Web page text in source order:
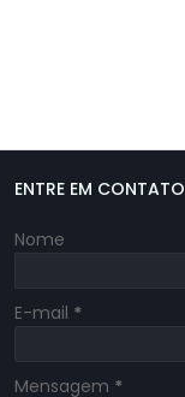
ENTRE EM CONTATO
Nome
E-mail *
Mensagem *